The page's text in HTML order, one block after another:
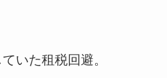
いた租税回避。